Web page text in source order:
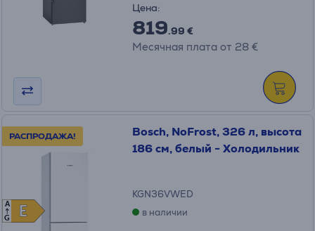
Цена:
819.99 €
Месячная плата от 28 €
РАСПРОДАЖА!
E
E
A
G
Bosch, NoFrost, 326 л, высота
186 см, белый - Холодильник
KGN36VWED
в наличии